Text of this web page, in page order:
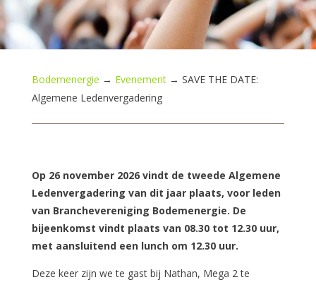
Bodemenergie → Evenement→ SAVE THE DATE:
Algemene Ledenvergadering
Op 26 november 2026 vindt de tweede Algemene
Ledenvergadering van dit jaar plaats, voor leden
van Branchevereniging Bodemenergie. De
bijeenkomst vindt plaats van 08.30 tot 12.30 uur,
met aansluitend een lunch om 12.30 uur.
Deze keer zijn we te gast bij Nathan, Mega 2 te